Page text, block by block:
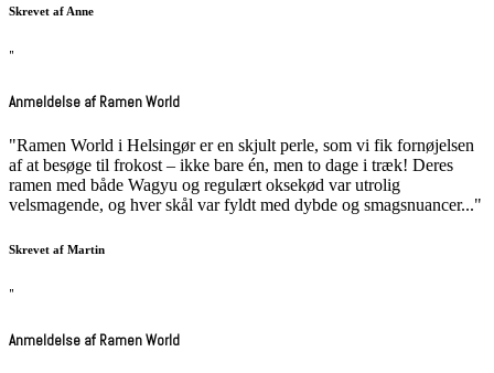
Skrevet af Anne
"
Anmeldelse af Ramen World
"Ramen World i Helsingør er en skjult perle, som vi fik fornøjelsen
af at besøge til frokost – ikke bare én, men to dage i træk! Deres
ramen med både Wagyu og regulært oksekød var utrolig
velsmagende, og hver skål var fyldt med dybde og smagsnuancer..."
Skrevet af Martin
"
Anmeldelse af Ramen World